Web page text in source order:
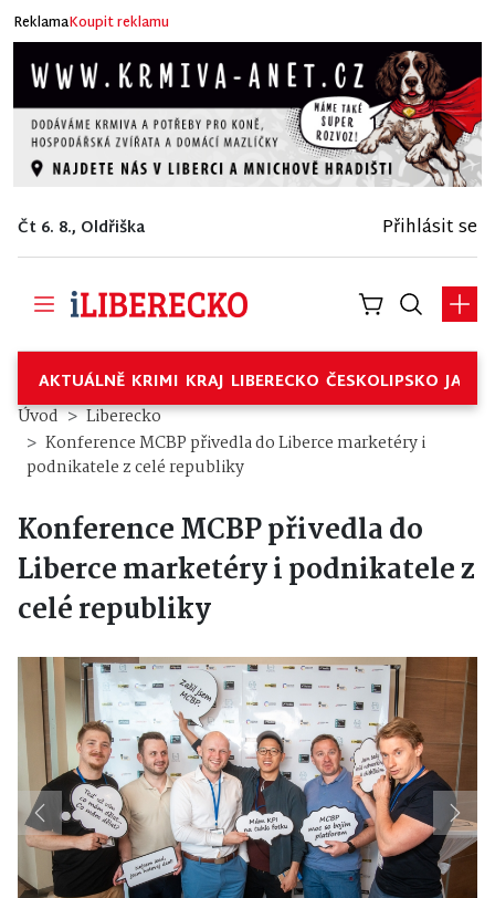
ReklamaKoupit reklamu
Čt 6. 8., Oldřiška Přihlásit se
AKTUÁLNĚ KRIMI KRAJ LIBERECKO ČESKOLIPSKO
Úvod
Liberecko
Konference MCBP přivedla do Liberce marketéry i
podnikatele z celé republiky
Konference MCBP přivedla do
Liberce marketéry i podnikatele z
celé republiky
Previous Next